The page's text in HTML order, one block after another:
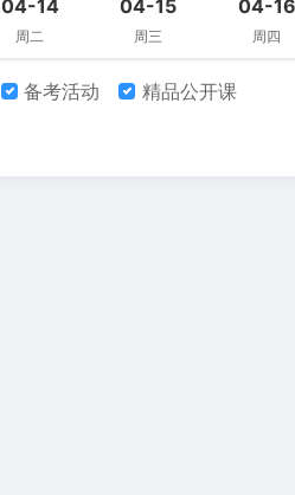
04-14
周二
04-15
周三
04-16
周四
备考活动 精品公开课